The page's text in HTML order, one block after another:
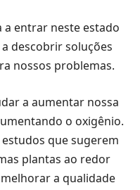
a entrar neste estado
descobrir soluções
nossos problemas.
a aumentar nossa
o oxigênio.
que sugerem
plantas ao redor
a qualidade